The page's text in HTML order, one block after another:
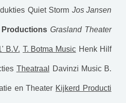
Quiet Storm Jos Jansen
Grasland Theater
B.V. T. Botma Music Henk Hilf
Theatraal Davinzi Music B.
en Theater Kijkerd Producti